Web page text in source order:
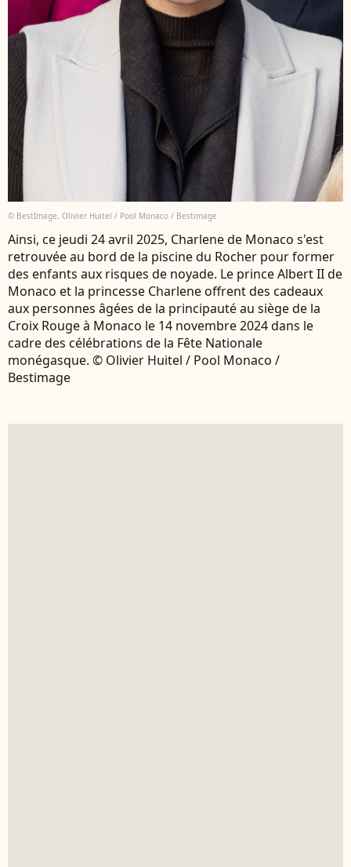
© BestImage, Olivier Huitel / Pool Monaco / Bestimage
Ainsi, ce jeudi 24 avril 2025, Charlene de Monaco s'est
retrouvée au bord de la piscine du Rocher pour former
des enfants aux risques de noyade. Le prince Albert II de
Monaco et la princesse Charlene offrent des cadeaux
aux personnes âgées de la principauté au siège de la
Croix Rouge à Monaco le 14 novembre 2024 dans le
cadre des célébrations de la Fête Nationale
monégasque. © Olivier Huitel / Pool Monaco /
Bestimage